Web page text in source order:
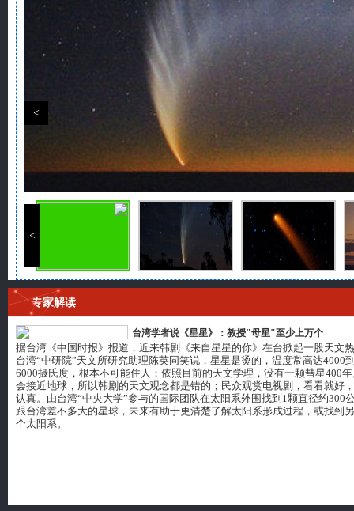
>
>
专家解读
台湾学者说《星星》：教授"母星"至少上万个
据台湾《中国时报》报道，近来韩剧《来自星星的你》在台掀起一股天文
台湾“中研院”天文所研究助理陈英同笑说，星星是烫的，温度常高达4000
6000摄氏度，根本不可能住人；依照目前的天文学理，没有一颗彗星400
会接近地球，所以韩剧的天文观念都是错的；民众观赏电视剧，看看就好
认真。由台湾“中央大学”参与的国际团队在太阳系外围找到1颗直径约300
跟台湾差不多大的星球，未来有助于更清楚了解太阳系形成过程，或找到
个太阳系。